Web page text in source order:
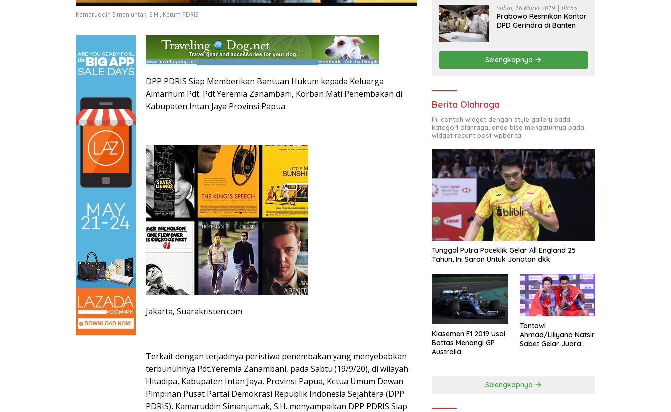
Kamaruddin Simanjuntak, S.H., Ketum PDRIS
DPP PDRIS Siap Memberikan Bantuan Hukum kepada Keluarga
Almarhum Pdt. Pdt.Yeremia Zanambani, Korban Mati Penembakan di
Kabupaten Intan Jaya Provinsi Papua
Jakarta, Suarakristen.com
Terkait dengan terjadinya peristiwa penembakan yang menyebabkan
terbunuhnya Pdt.Yeremia Zanambani, pada Sabtu (19/9/20), di wilayah
Hitadipa, Kabupaten Intan Jaya, Provinsi Papua, Ketua Umum Dewan
Pimpinan Pusat Partai Demokrasi Republik Indonesia Sejahtera (DPP
PDRIS), Kamaruddin Simanjuntak, S.H. menyampaikan DPP PDRIS Siap
Sabtu, 16 Maret 2019 | 08:55
Prabowo Resmikan Kantor
DPD Gerindra di Banten
Selengkapnya
Berita Olahraga
Ini contoh widget dengan style gallery pada
kategori olahraga, anda bisa mengaturnya pada
widget recent post wpberita.
Tunggal Putra Paceklik Gelar All England 25
Tahun, Ini Saran Untuk Jonatan dkk
Klasemen F1 2019 Usai
Bottas Menangi GP
Australia
Tontowi
Ahmad/Liliyana Natsir
Sabet Gelar Juara
Selengkapnya